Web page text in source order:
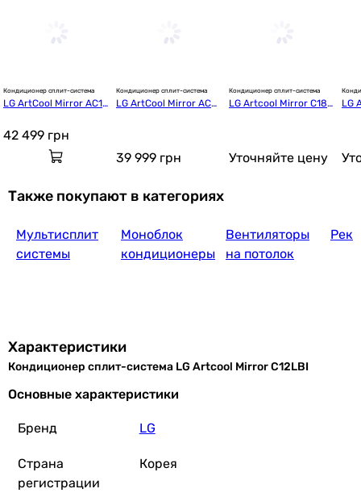
13 399грн Купить
HEC On/Off HEC-12NQ(I)/
17 100грн Купить
16 588
TCL Elite TAC-18CHSA/XAB1 ON/OFF R32
Кондиционер сплит-система
LG ArtCool Mirror AC12
42 499 грн
Кондиционер сплит-система
LG ArtCool Mirror AC0
39 999 грн
Кондиционер сплит-система
LG Artcool Mirror C18L
Уточняйте цену
LG
Также покупают в категориях
Мультисплит
системы
Моноблок
кондиционеры
Вентиляторы
на потолок
Характеристики
Кондиционер сплит-система LG Artcool Mirror C12LBI
Основные характеристики
Бренд LG
Страна
регистрации
Корея